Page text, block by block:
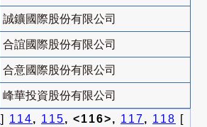
誠鑛國際股份有限公司
合誼國際股份有限公司
合意國際股份有限公司
峰華投資股份有限公司
] 114, 115, <116>, 117, 118 [